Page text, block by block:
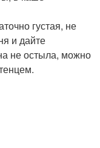
густая, не
и дайте
не остыла, можно